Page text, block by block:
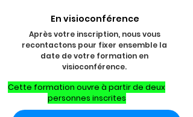
En visioconférence
Après votre inscription, nous vous
recontactons pour fixer ensemble la
date de votre formation en
visioconférence.
Cette formation ouvre à partir de deux
personnes inscrites